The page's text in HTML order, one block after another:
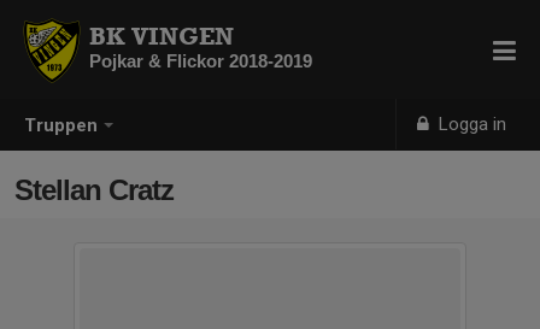
Truppen Logga in
BK VINGEN
Pojkar & Flickor 2018-2019
Stellan Cratz